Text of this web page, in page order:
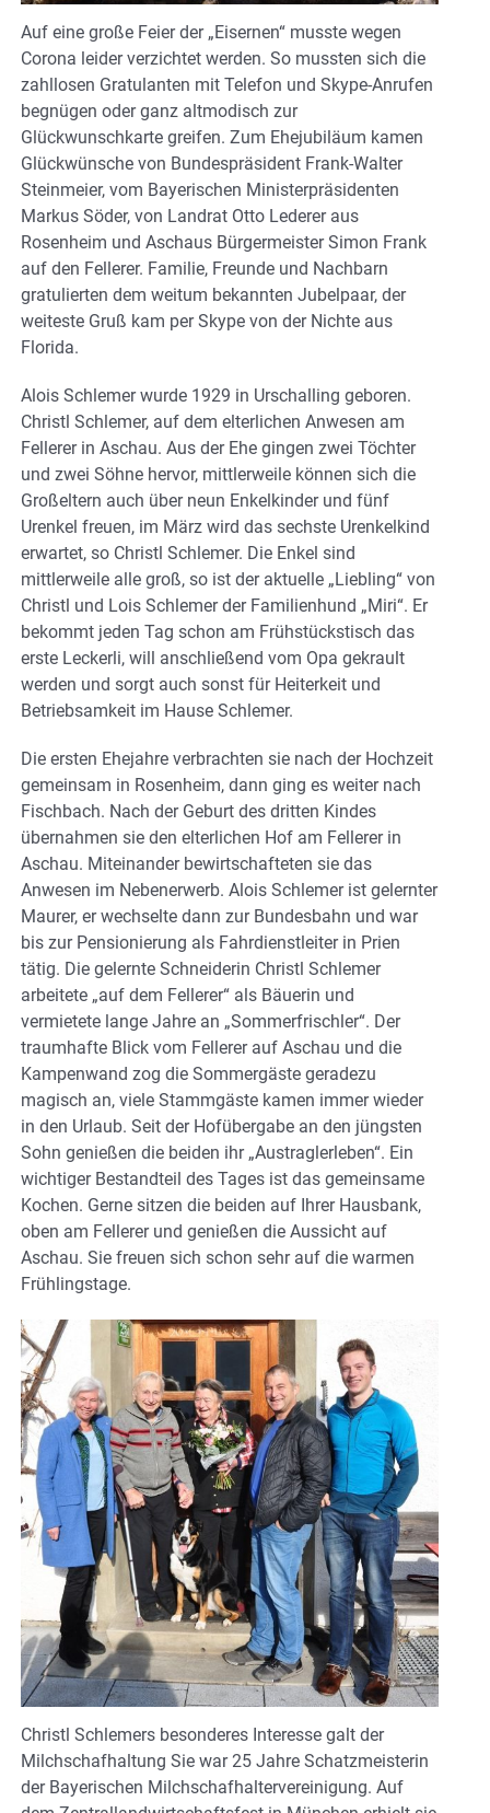
Auf eine große Feier der „Eisernen“ musste wegen
Corona leider verzichtet werden. So mussten sich die
zahllosen Gratulanten mit Telefon und Skype-Anrufen
begnügen oder ganz altmodisch zur
Glückwunschkarte greifen. Zum Ehejubiläum kamen
Glückwünsche von Bundespräsident Frank-Walter
Steinmeier, vom Bayerischen Ministerpräsidenten
Markus Söder, von Landrat Otto Lederer aus
Rosenheim und Aschaus Bürgermeister Simon Frank
auf den Fellerer. Familie, Freunde und Nachbarn
gratulierten dem weitum bekannten Jubelpaar, der
weiteste Gruß kam per Skype von der Nichte aus
Florida.
Alois Schlemer wurde 1929 in Urschalling geboren.
Christl Schlemer, auf dem elterlichen Anwesen am
Fellerer in Aschau. Aus der Ehe gingen zwei Töchter
und zwei Söhne hervor, mittlerweile können sich die
Großeltern auch über neun Enkelkinder und fünf
Urenkel freuen, im März wird das sechste Urenkelkind
erwartet, so Christl Schlemer. Die Enkel sind
mittlerweile alle groß, so ist der aktuelle „Liebling“ von
Christl und Lois Schlemer der Familienhund „Miri“. Er
bekommt jeden Tag schon am Frühstückstisch das
erste Leckerli, will anschließend vom Opa gekrault
werden und sorgt auch sonst für Heiterkeit und
Betriebsamkeit im Hause Schlemer.
Die ersten Ehejahre verbrachten sie nach der Hochzeit
gemeinsam in Rosenheim, dann ging es weiter nach
Fischbach. Nach der Geburt des dritten Kindes
übernahmen sie den elterlichen Hof am Fellerer in
Aschau. Miteinander bewirtschafteten sie das
Anwesen im Nebenerwerb. Alois Schlemer ist gelernter
Maurer, er wechselte dann zur Bundesbahn und war
bis zur Pensionierung als Fahrdienstleiter in Prien
tätig. Die gelernte Schneiderin Christl Schlemer
arbeitete „auf dem Fellerer“ als Bäuerin und
vermietete lange Jahre an „Sommerfrischler“. Der
traumhafte Blick vom Fellerer auf Aschau und die
Kampenwand zog die Sommergäste geradezu
magisch an, viele Stammgäste kamen immer wieder
in den Urlaub. Seit der Hofübergabe an den jüngsten
Sohn genießen die beiden ihr „Austraglerleben“. Ein
wichtiger Bestandteil des Tages ist das gemeinsame
Kochen. Gerne sitzen die beiden auf Ihrer Hausbank,
oben am Fellerer und genießen die Aussicht auf
Aschau. Sie freuen sich schon sehr auf die warmen
Frühlingstage.
Christl Schlemers besonderes Interesse galt der
Milchschafhaltung Sie war 25 Jahre Schatzmeisterin
der Bayerischen Milchschafhaltervereinigung. Auf